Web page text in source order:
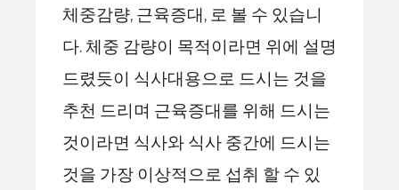
체중감량, 근육증대, 로 볼 수 있습니
다. 체중 감량이 목적이라면 위에 설명
드렸듯이 식사대용으로 드시는 것을
추천 드리며 근육증대를 위해 드시는
것이라면 식사와 식사 중간에 드시는
것을 가장 이상적으로 섭취 할 수 있